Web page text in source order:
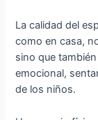
La calidad del
como en casa,
sino que
emocional,
de los niños.